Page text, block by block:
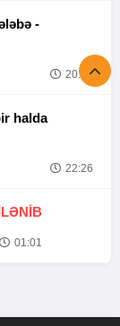
Tofiq Musayevdən UFC-də ikinci qələbə -
20:52
halda
22:26
01:01